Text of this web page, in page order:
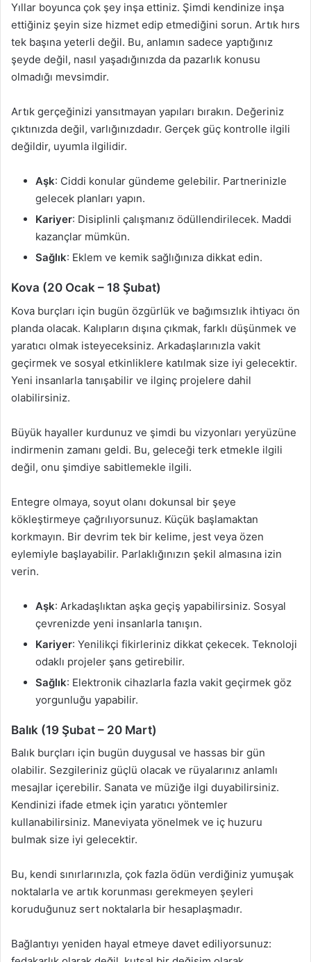
Yıllar boyunca çok şey inşa ettiniz. Şimdi kendinize inşa
ettiğiniz şeyin size hizmet edip etmediğini sorun. Artık hırs
tek başına yeterli değil. Bu, anlamın sadece yaptığınız
şeyde değil, nasıl yaşadığınızda da pazarlık konusu
olmadığı mevsimdir.
Artık gerçeğinizi yansıtmayan yapıları bırakın. Değeriniz
çıktınızda değil, varlığınızdadır. Gerçek güç kontrolle ilgili
değildir, uyumla ilgilidir.
Aşk: Ciddi konular gündeme gelebilir. Partnerinizle
gelecek planları yapın.
Kariyer: Disiplinli çalışmanız ödüllendirilecek. Maddi
kazançlar mümkün.
Sağlık: Eklem ve kemik sağlığınıza dikkat edin.
Kova (20 Ocak – 18 Şubat)
Kova burçları için bugün özgürlük ve bağımsızlık ihtiyacı ön
planda olacak. Kalıpların dışına çıkmak, farklı düşünmek ve
yaratıcı olmak isteyeceksiniz. Arkadaşlarınızla vakit
geçirmek ve sosyal etkinliklere katılmak size iyi gelecektir.
Yeni insanlarla tanışabilir ve ilginç projelere dahil
olabilirsiniz.
Büyük hayaller kurdunuz ve şimdi bu vizyonları yeryüzüne
indirmenin zamanı geldi. Bu, geleceği terk etmekle ilgili
değil, onu şimdiye sabitlemekle ilgili.
Entegre olmaya, soyut olanı dokunsal bir şeye
kökleştirmeye çağrılıyorsunuz. Küçük başlamaktan
korkmayın. Bir devrim tek bir kelime, jest veya özen
eylemiyle başlayabilir. Parlaklığınızın şekil almasına izin
verin.
Aşk: Arkadaşlıktan aşka geçiş yapabilirsiniz. Sosyal
çevrenizde yeni insanlarla tanışın.
Kariyer: Yenilikçi fikirleriniz dikkat çekecek. Teknoloji
odaklı projeler şans getirebilir.
Sağlık: Elektronik cihazlarla fazla vakit geçirmek göz
yorgunluğu yapabilir.
Balık (19 Şubat – 20 Mart)
Balık burçları için bugün duygusal ve hassas bir gün
olabilir. Sezgileriniz güçlü olacak ve rüyalarınız anlamlı
mesajlar içerebilir. Sanata ve müziğe ilgi duyabilirsiniz.
Kendinizi ifade etmek için yaratıcı yöntemler
kullanabilirsiniz. Maneviyata yönelmek ve iç huzuru
bulmak size iyi gelecektir.
Bu, kendi sınırlarınızla, çok fazla ödün verdiğiniz yumuşak
noktalarla ve artık korunması gerekmeyen şeyleri
koruduğunuz sert noktalarla bir hesaplaşmadır.
Bağlantıyı yeniden hayal etmeye davet ediliyorsunuz: